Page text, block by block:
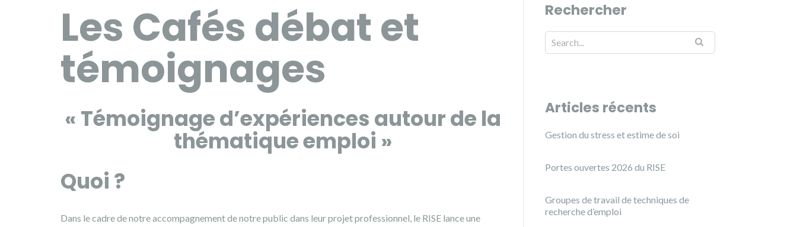
Les Cafés débat et
témoignages
« Témoignage d’expériences autour de la
thématique emploi »
Quoi ?
Dans le cadre de notre accompagnement de notre public dans leur projet professionnel, le RISE lance une
Rechercher
Search for:
Articles récents
Gestion du stress et estime de soi
Portes ouvertes 2026 du RISE
Groupes de travail de techniques de
recherche d’emploi